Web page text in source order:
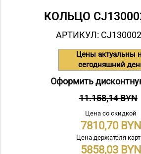
КОЛЬЦО
АРТИКУЛ:
Цены актуальны
сегодняшний
Оформить
11.158,14 BYN
Цена со скидкой
7810,70
Цена держателя
5858,03